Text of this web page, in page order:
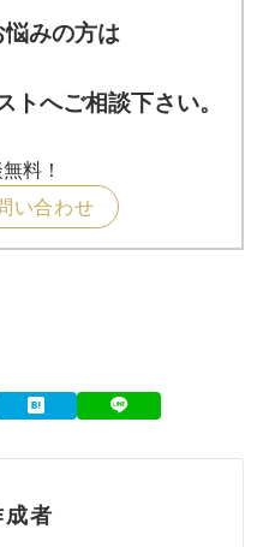
みの方は
へご相談下さい。
料！
い合わせ
者